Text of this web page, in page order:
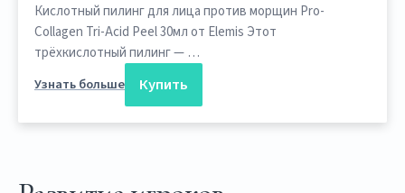
Кислотный пилинг для лица против морщин Pro-
Collagen Tri-Acid Peel 30мл от Elemis Этот
трёхкислотный пилинг — …
Узнать больше
Купить